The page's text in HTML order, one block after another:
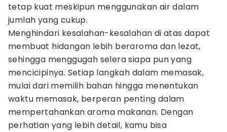
tetap kuat meskipun menggunakan air dalam
jumlah yang cukup.
Menghindari kesalahan-kesalahan di atas dapat
membuat hidangan lebih beraroma dan lezat,
sehingga menggugah selera siapa pun yang
mencicipinya. Setiap langkah dalam memasak,
mulai dari memilih bahan hingga menentukan
waktu memasak, berperan penting dalam
mempertahankan aroma makanan. Dengan
perhatian yang lebih detail, kamu bisa